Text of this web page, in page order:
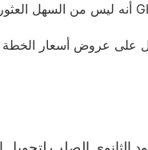
على عروض أسعار الخطة